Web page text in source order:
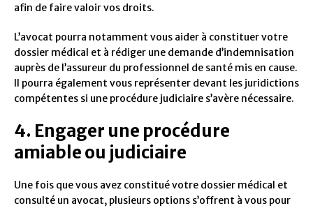
afin de faire valoir vos droits.
L’avocat pourra notamment vous aider à constituer votre
dossier médical et à rédiger une demande d’indemnisation
auprès de l’assureur du professionnel de santé mis en cause.
Il pourra également vous représenter devant les juridictions
compétentes si une procédure judiciaire s’avère nécessaire.
4. Engager une procédure
amiable ou judiciaire
Une fois que vous avez constitué votre dossier médical et
consulté un avocat, plusieurs options s’offrent à vous pour